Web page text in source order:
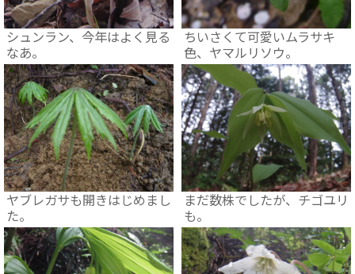
シュンラン、今年はよく見る
なあ。
ちいさくて可愛いムラサキ
色、ヤマルリソウ。
ヤブレガサも開きはじめまし
た。
まだ数株でしたが、チゴユリ
も。